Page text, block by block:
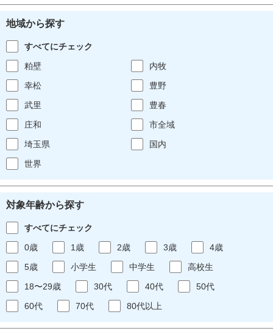
地域から探す
すべてにチェック
粕壁
内牧
幸松
豊野
武里
豊春
庄和
市全域
埼玉県
国内
世界
対象年齢から探す
すべてにチェック
0歳
1歳 2歳 3歳
4歳
5歳
小学生 中学生
高校生
18〜29歳
30代 40代
50代
60代
70代 80代以上